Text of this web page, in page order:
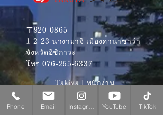
〒920-0865
1-2-23 นางามาจิ เมืองคานาซาว่า
จังหวัดอิชิกาวะ
โทร 076-255-6337
Takiya | พนักงาน
Phone Email YouTube TikTok